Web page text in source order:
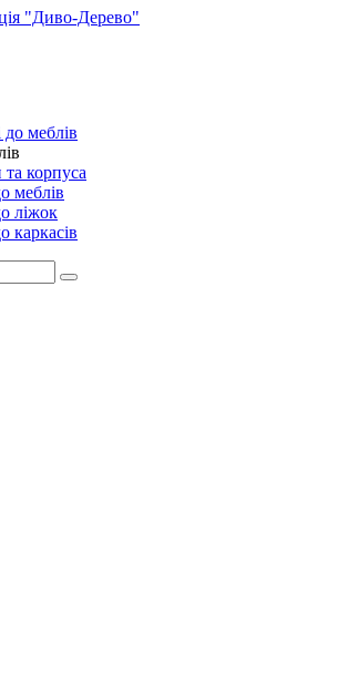
"Диво-Дерево"
до меблів
корпуса
меблів
ліжок
каркасів